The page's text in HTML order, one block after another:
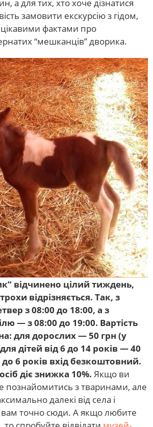
а для тих, хто хоче дізнатися
замовити екскурсію з гідом,
фактами про
“мешканців” дворика.
відчинено цілий тиждень,
відрізняється. Так, з
з 08:00 до 18:00, а з
— з 08:00 до 19:00. Вартість
для дорослих — 50 грн (у
дітей від 6 до 14 років — 40
6 років вхід безкоштовний.
діє знижка 10%. Якщо ви
познайомитись з тваринами, але
далекі від села і
вам точно сюди. А якщо любите